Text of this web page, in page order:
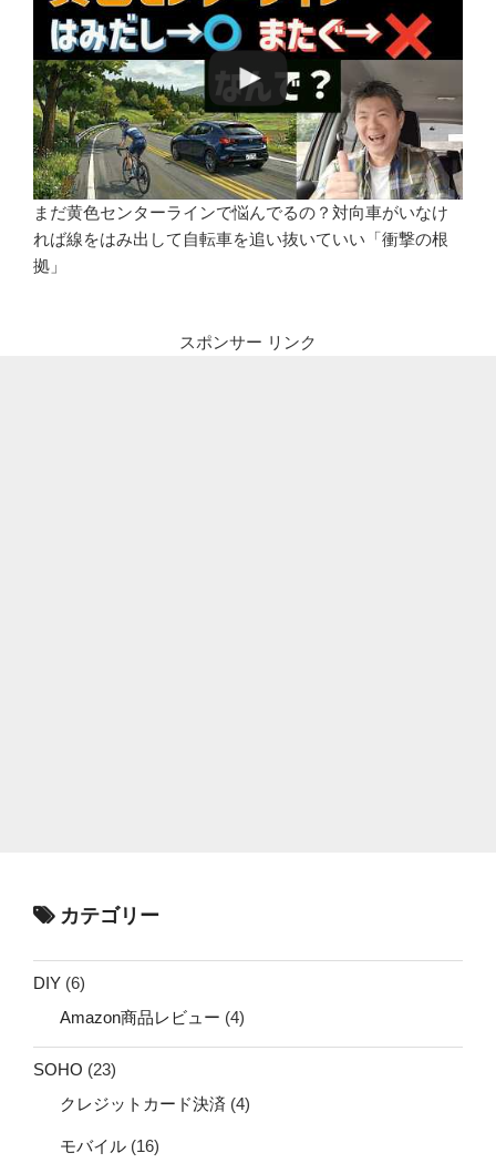
まだ黄色センターラインで悩んでるの？対向車がいなけ
れば線をはみ出して自転車を追い抜いていい「衝撃の根
拠」
スポンサー リンク
カテゴリー
DIY (6)
Amazon商品レビュー (4)
SOHO (23)
クレジットカード決済 (4)
モバイル (16)